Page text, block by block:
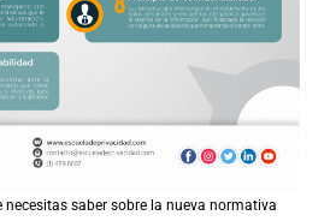
necesitas saber sobre la nueva normativa